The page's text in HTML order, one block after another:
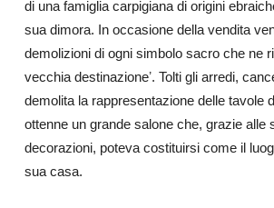
di una famiglia carpigiana di origini
sua dimora. In occasione della vendita
demolizioni di ogni simbolo sacro che ne
vecchia destinazioneʼ. Tolti gli arredi,
demolita la rappresentazione delle tavole
ottenne un grande salone che, grazie alle
decorazioni, poteva costituirsi come il
sua casa.